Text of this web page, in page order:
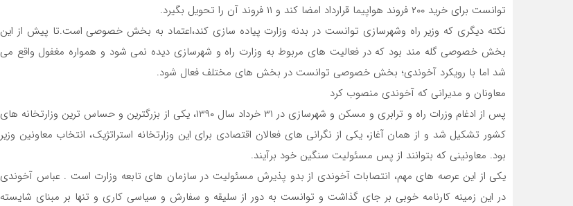
توانست برای خرید ۲۰۰ فروند هواپیما قرارداد امضا کند و ۱۱ فروند آن را تحویل بگیرد.
نکته دیگری که وزیر راه وشهرسازی توانست در بدنه وزارت پیاده سازی کند،اعتماد به بخش خصوصی است.تا پیش از این
بخش خصوصی گله مند بود که در فعالیت های مربوط به وزارت راه و شهرسازی دیده نمی شود و همواره مغفول واقع می
شد اما با رویکرد آخوندی؛ بخش خصوصی توانست در بخش های مختلف فعال شود.
معاونان و مدیرانی که آخوندی منصوب کرد
پس از ادغام وزرات راه و ترابری و مسکن و شهرسازی در ۳۱ خرداد سال ۱۳۹۰، یکی از بزرگترین و حساس ترین وزارتخانه های
کشور تشکیل شد و از همان آغاز، یکی از نگرانی های فعالان اقتصادی برای این وزارتخانه استراتژیک، انتخاب معاونین وزیر
بود. معاونینی که بتوانند از پس مسئولیت سنگین خود برآیند.
یکی از این عرصه های مهم، انتصابات آخوندی از بدو پذیرش مسئولیت در سازمان های تابعه وزارت است . عباس آخوندی
در این زمینه کارنامه خوبی بر جای گذاشت و توانست به دور از سلیقه و سفارش و سیاسی کاری و تنها بر مبنای شایسته